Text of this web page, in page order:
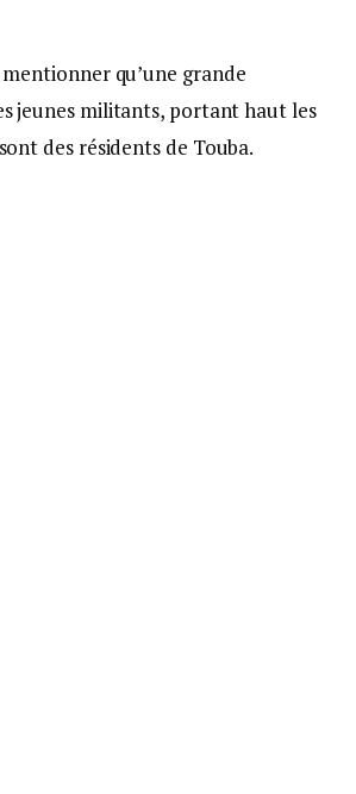
qu’une grande
jeunes militants, portant haut les
des résidents de Touba.